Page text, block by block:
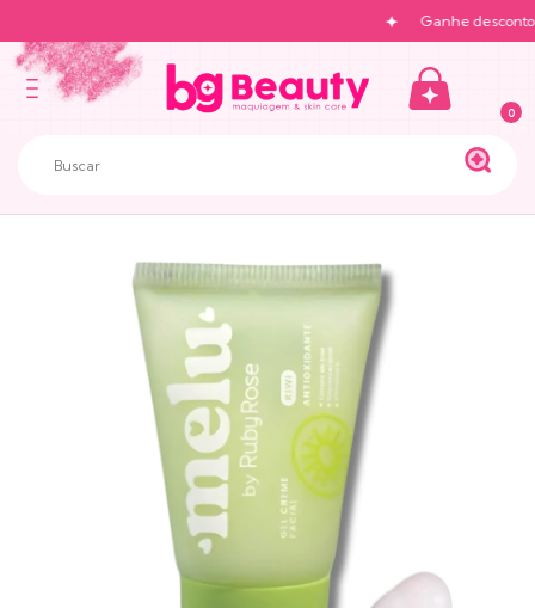
Ganhe desconto
0